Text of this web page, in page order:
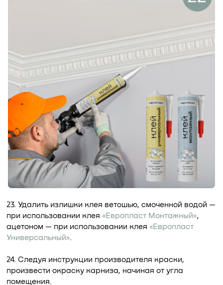
23. Удалить излишки клея ветошью, смоченной водой —
при использовании клея «Европласт Монтажный»,
ацетоном — при использовании клея «Европласт
Универсальный».
24. Следуя инструкции производителя краски,
произвести окраску карниза, начиная от угла
помещения.